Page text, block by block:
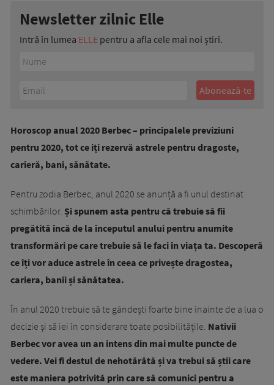
Newsletter zilnic Elle
Intră în lumea ELLE pentru a afla cele mai noi știri.
Horoscop anual 2020 Berbec – principalele previziuni
pentru 2020, tot ce iți rezervă astrele pentru dragoste,
carieră, bani, sănătate.
Pentru zodia Berbec, anul 2020 se anunță a fi unul destinat
schimbărilor. Și spunem asta pentru că trebuie să fii
pregătită încă de la începutul anului pentru anumite
transformări pe care trebuie să le faci în viața ta. Descoperă
ce îți vor aduce astrele în ceea ce privește dragostea,
cariera, banii și sănătatea.
În anul 2020 trebuie să te gândești foarte bine înainte de a lua o
decizie și să iei în considerare toate posibilitățile. Nativii
Berbec vor avea un an intens din mai multe puncte de
vedere. Vei fi destul de nehotărâtă și va trebui să știi care
este maniera potrivită prin care să comunici pentru a